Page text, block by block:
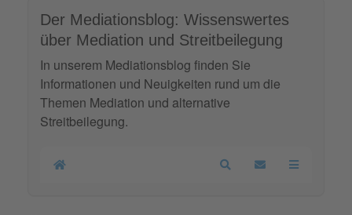
Der Mediationsblog: Wissenswertes
über Mediation und Streitbeilegung
In unserem Mediationsblog finden Sie
Informationen und Neuigkeiten rund um die
Themen Mediation und alternative
Streitbeilegung.
Home SearchUpdates